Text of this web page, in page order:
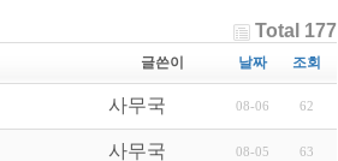
Total 177
글쓴이 날짜 조회
사무국 08-06 62
사무국 08-05 63